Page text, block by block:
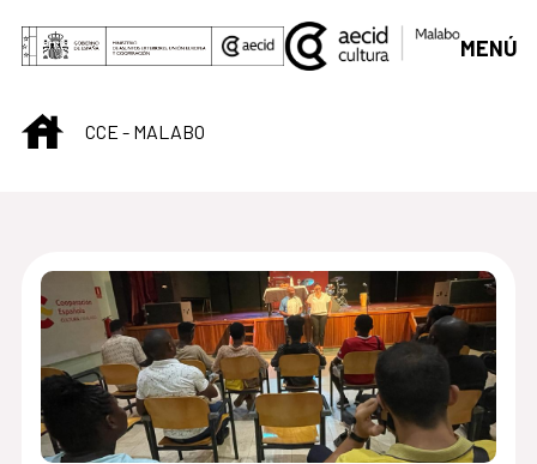
Saltar al contenido principal
MENÚ
INICIOCCE - MALABO